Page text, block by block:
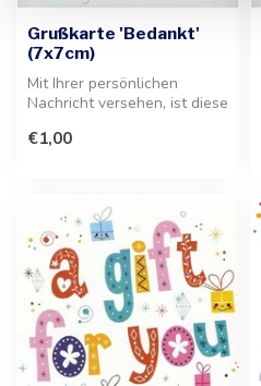
Grußkarte 'Bedankt'
(7x7cm)
Mit Ihrer persönlichen
Nachricht versehen, ist diese
Ergänz...
€1,00